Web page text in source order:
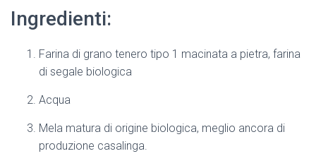
Ingredienti:
Farina di grano tenero tipo 1 macinata a pietra, farina
di segale biologica
Acqua
Mela matura di origine biologica, meglio ancora di
produzione casalinga.